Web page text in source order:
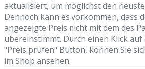
aktualisiert, um möglichst den
Dennoch kann es vorkommen, dass
angezeigte Preis nicht mit dem des
übereinstimmt. Durch einen Klick auf
"Preis prüfen" Button, können Sie
im Shop ansehen.